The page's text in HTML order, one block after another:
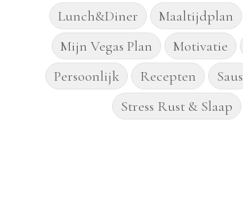
Lunch&Diner
Maaltijdplan
Mijn Vegas Plan
Motivatie
Persoonlijk
Recepten Saus
Stress Rust & Slaap